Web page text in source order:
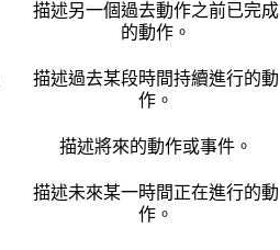
描述另一個過去動作之前已完成
的動作。
描述過去某段時間持續進行的動
作。
描述將來的動作或事件。
描述未來某一時間正在進行的動
作。